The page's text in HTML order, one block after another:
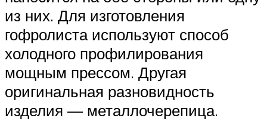
из них. Для изготовления
гофролиста используют способ
холодного профилирования
мощным прессом. Другая
оригинальная разновидность
изделия — металлочерепица.